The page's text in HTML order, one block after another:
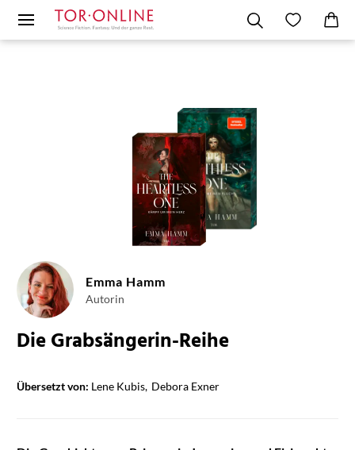
Emma Hamm
Autorin
Die Grabsängerin-Reihe
Übersetzt von: Lene Kubis Debora Exner